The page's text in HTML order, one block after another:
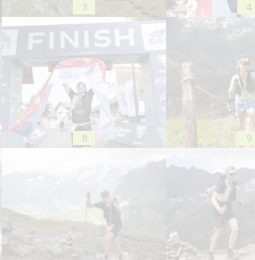
3 4
8 9